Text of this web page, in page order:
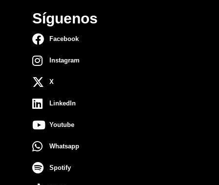
Síguenos
Facebook
Instagram
X
LinkedIn
Youtube
Whatsapp
Spotify